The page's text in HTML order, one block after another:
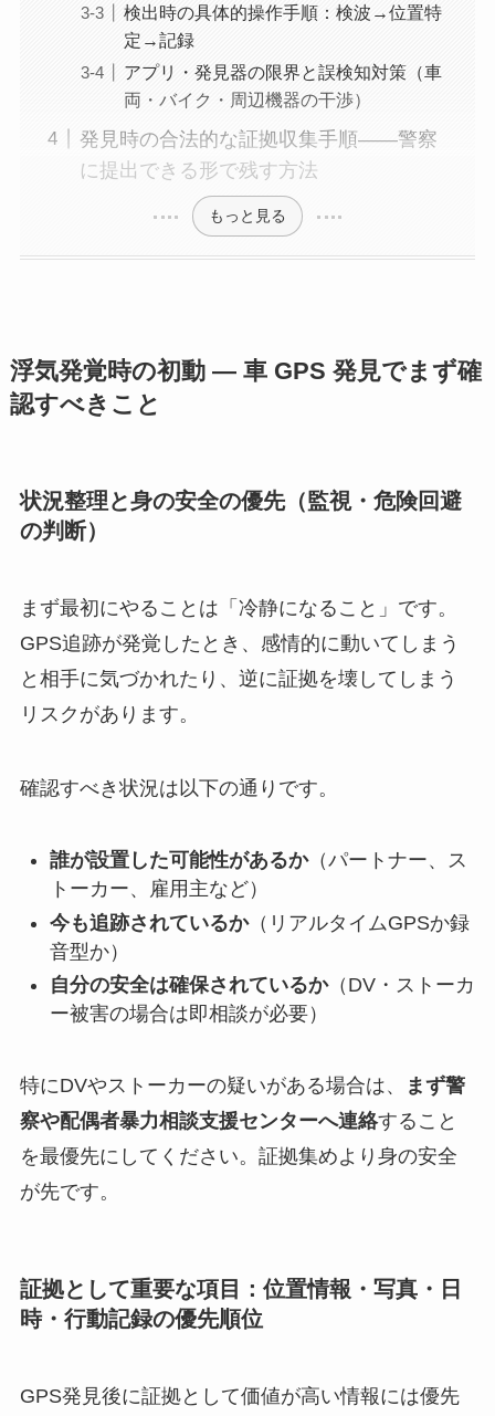
検出時の具体的操作手順：検波→位置特
定→記録
アプリ・発見器の限界と誤検知対策（車
両・バイク・周辺機器の干渉）
発見時の合法的な証拠収集手順――警察
に提出できる形で残す方法
もっと見る
浮気発覚時の初動 — 車 GPS 発見でまず確
認すべきこと
状況整理と身の安全の優先（監視・危険回避
の判断）
まず最初にやることは「冷静になること」です。
GPS追跡が発覚したとき、感情的に動いてしまう
と相手に気づかれたり、逆に証拠を壊してしまう
リスクがあります。
確認すべき状況は以下の通りです。
誰が設置した可能性があるか（パートナー、ス
トーカー、雇用主など）
今も追跡されているか（リアルタイムGPSか録
音型か）
自分の安全は確保されているか（DV・ストーカ
ー被害の場合は即相談が必要）
特にDVやストーカーの疑いがある場合は、
まず警
察や配偶者暴力相談支援センターへ連絡すること
を最優先にしてください。証拠集めより身の安全
が先です。
証拠として重要な項目：位置情報・写真・日
時・行動記録の優先順位
GPS発見後に証拠として価値が高い情報には優先